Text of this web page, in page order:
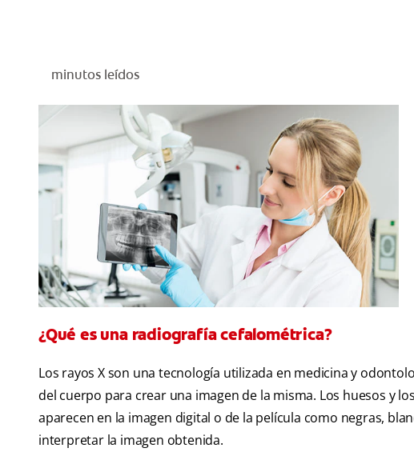
minutos leídos
¿Qué es una radiografía cefalométrica?
Los rayos X son una tecnología utilizada en medicina y
del cuerpo para crear una imagen de la misma. Los huesos y
aparecen en la imagen digital o de la película como negras,
interpretar la imagen obtenida.